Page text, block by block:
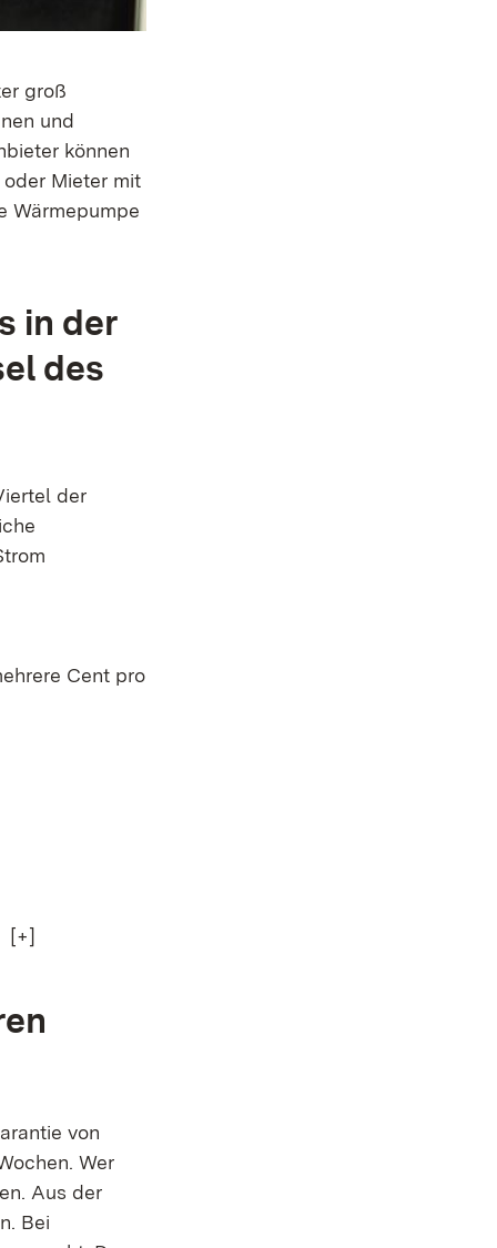
groß
und
können
Mieter mit
Wärmepumpe
in der
des
der
Cent pro
[+]
von
Wer
Aus der
Bei